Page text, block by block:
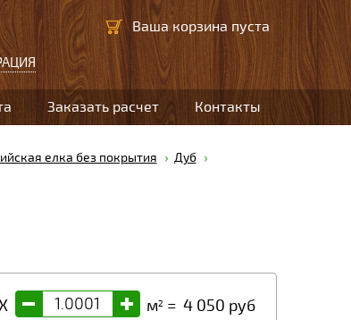
Ваша корзина пуста
Заказать расчет Контакты
елка без покрытия
Дуб
- + м2 = 4 050 руб